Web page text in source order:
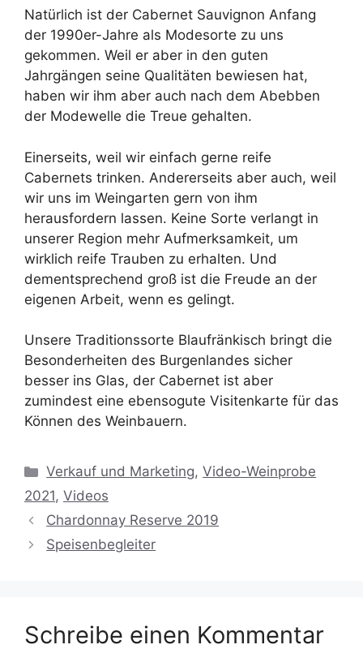
Natürlich ist der Cabernet Sauvignon Anfang
der 1990er-Jahre als Modesorte zu uns
gekommen. Weil er aber in den guten
Jahrgängen seine Qualitäten bewiesen hat,
haben wir ihm aber auch nach dem Abebben
der Modewelle die Treue gehalten.
Einerseits, weil wir einfach gerne reife
Cabernets trinken. Andererseits aber auch, weil
wir uns im Weingarten gern von ihm
herausfordern lassen. Keine Sorte verlangt in
unserer Region mehr Aufmerksamkeit, um
wirklich reife Trauben zu erhalten. Und
dementsprechend groß ist die Freude an der
eigenen Arbeit, wenn es gelingt.
Unsere Traditionssorte Blaufränkisch bringt die
Besonderheiten des Burgenlandes sicher
besser ins Glas, der Cabernet ist aber
zumindest eine ebensogute Visitenkarte für das
Können des Weinbauern.
Kategorien
Verkauf und Marketing,Video-Weinprobe
2021, Videos
Chardonnay Reserve 2019
Speisenbegleiter
Schreibe einen Kommentar